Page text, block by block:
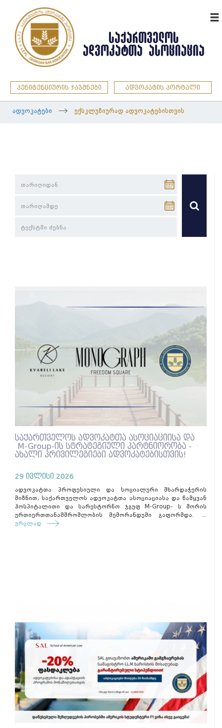
ᲡᲐᲥᲐᲠᲗᲕᲔᲚᲝᲡ
ᲐᲓᲕᲝᲙᲐᲢᲗᲐ ᲐᲡᲝᲪᲘᲐᲪᲘᲐ
პენიტენციურის ჯავშნები ადვოკატის პორტალი
ადვოკატები ექსკლუზიურად ადვოკატებისთვის
საქართველოს ადვოკატთა ასოციაციისა და
M-Group-ის სტრატეგიული პარტნიორობა -
ახალი პრივილეგიები ადვოკატებისთვის!
29 ივლისი 2026
ადვოკატთა პროფესიული და სოციალური მხარდაჭერის
მიზნით, საქართველოს ადვოკატთა ასოციაციასა და წამყვან
ჰოსპიტალითი და სარესტორნო ჯგუფ M-Group- ს შორის
ურთიერთთანამშრომლობის მემორანდუმი გაფორმდა. ...
ვრცლად